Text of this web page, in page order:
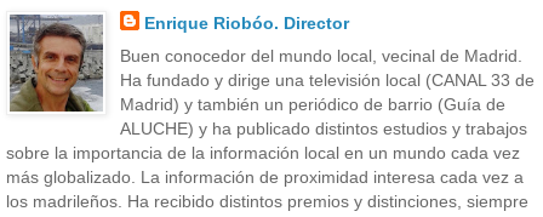
Enrique Riobóo. Director
Buen conocedor del mundo local, vecinal de Madrid.
Ha fundado y dirige una televisión local (CANAL 33 de
Madrid) y también un periódico de barrio (Guía de
ALUCHE) y ha publicado distintos estudios y trabajos
sobre la importancia de la información local en un mundo cada vez
más globalizado. La información de proximidad interesa cada vez a
los madrileños. Ha recibido distintos premios y distinciones, siempre